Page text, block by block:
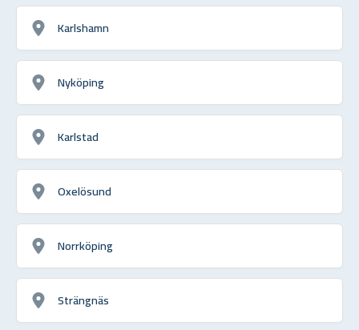
Karlshamn
Nyköping
Karlstad
Oxelösund
Norrköping
Strängnäs